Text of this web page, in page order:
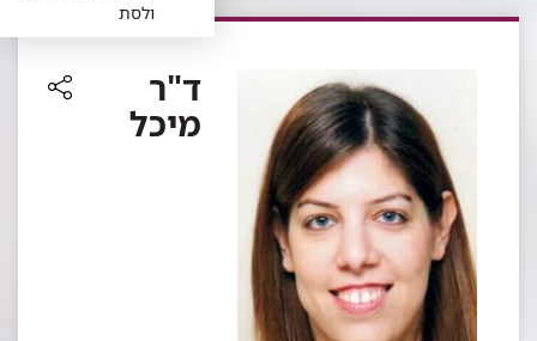
תפריט
ולסת
ד"ר
מיכל